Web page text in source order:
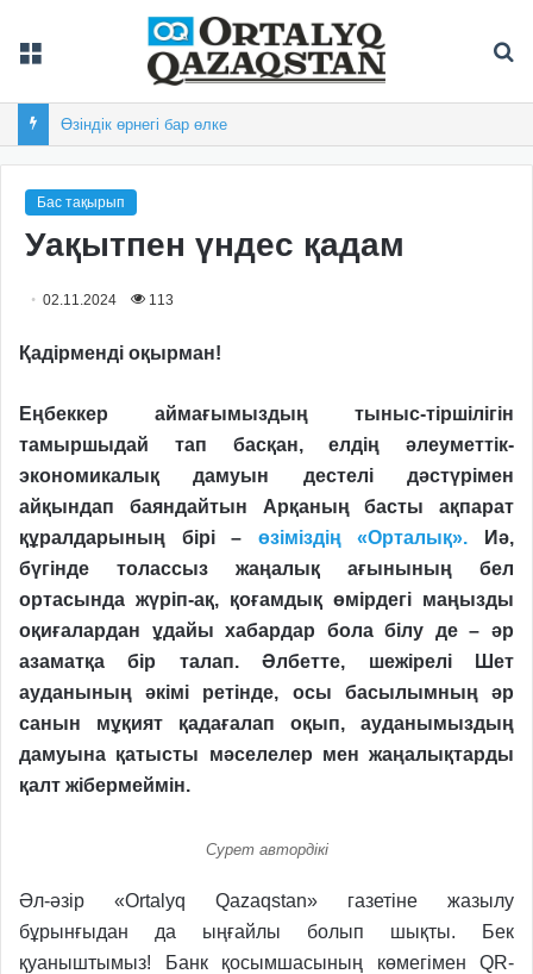
Өзіндік өрнегі бар өлке
Бас тақырып
Уақытпен үндес қадам
02.11.2024 113
Қадірменді оқырман!
Еңбеккер аймағымыздың тыныс-тіршілігін
тамыршыдай тап басқан, елдің әлеуметтік-
экономикалық дамуын дес­телі дәстүрімен
айқындап баяндайтын Арқаның басты ақпарат
құралдарының бірі – өзіміздің «Орталық». Иә,
бүгінде толассыз жаңалық ағынының бел
ортасында жүріп-ақ, қоғамдық өмірдегі маңыз­ды
оқиғалардан ұдайы хабардар бола білу де – әр
азаматқа бір талап. Әлбетте, шежірелі Шет
ауданының әкімі ретінде, осы басылымның әр
санын мұқият қадағалап оқып, ауданымыздың
дамуына қатысты мәселелер мен жаңалықтарды
қалт жібермеймін.
Сурет автордікі
Әл-әзір «Ortalyq Qazaqstan» газетіне жазылу
бұрынғыдан да ыңғайлы болып шықты. Бек
қуаныштымыз! Банк қосымшасының көмегімен QR-